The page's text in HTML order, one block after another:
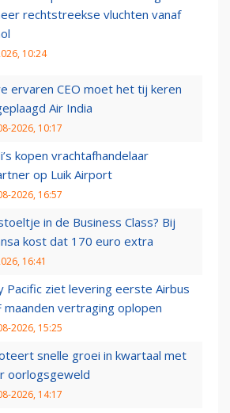
rechtstreekse vluchten vanaf
10:24
ervaren CEO moet het tij keren
Air India
2026, 10:17
kopen vrachtafhandelaar
op Luik Airport
2026, 16:57
in de Business Class? Bij
kost dat 170 euro extra
16:41
Pacific ziet levering eerste Airbus
maanden vertraging oplopen
2026, 15:25
snelle groei in kwartaal met
oorlogsgeweld
2026, 14:17